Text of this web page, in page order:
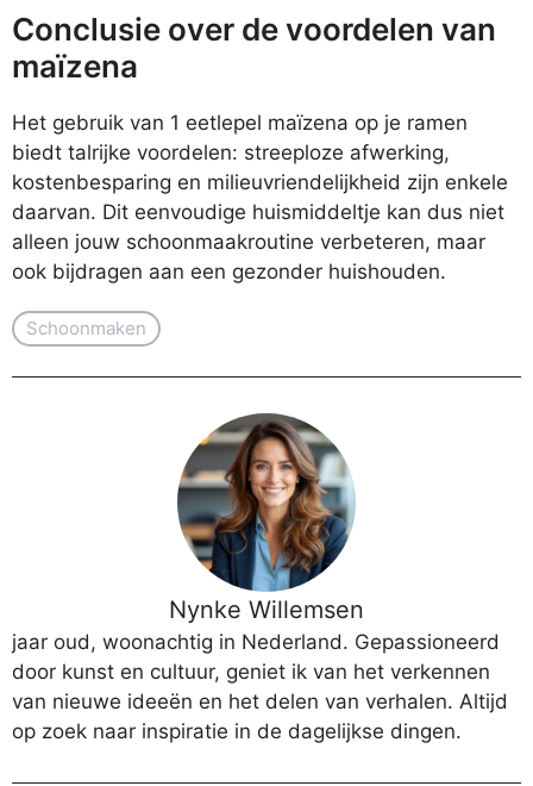
Conclusie over de voordelen van
maïzena
Het gebruik van 1 eetlepel maïzena op je ramen
biedt talrijke voordelen: streeploze afwerking,
kostenbesparing en milieuvriendelijkheid zijn enkele
daarvan. Dit eenvoudige huismiddeltje kan dus niet
alleen jouw schoonmaakroutine verbeteren, maar
ook bijdragen aan een gezonder huishouden.
Schoonmaken
Nynke Willemsen
jaar oud, woonachtig in Nederland. Gepassioneerd
door kunst en cultuur, geniet ik van het verkennen
van nieuwe ideeën en het delen van verhalen. Altijd
op zoek naar inspiratie in de dagelijkse dingen.